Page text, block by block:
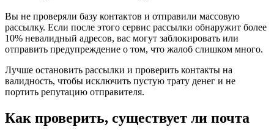
Вы не проверяли базу контактов и отправили массовую
рассылку. Если после этого сервис рассылки обнаружит более
10% невалидный адресов, вас могут заблокировать или
отправить предупреждение о том, что жалоб слишком много.
Лучше остановить рассылки и проверить контакты на
валидность, чтобы исключить пустую трату денег и не
портить репутацию отправителя.
Как проверить, существует ли почта